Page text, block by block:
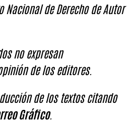
Nacional de Derecho de Autor
no expresan
de los editores.
de los textos citando
Gráfico.